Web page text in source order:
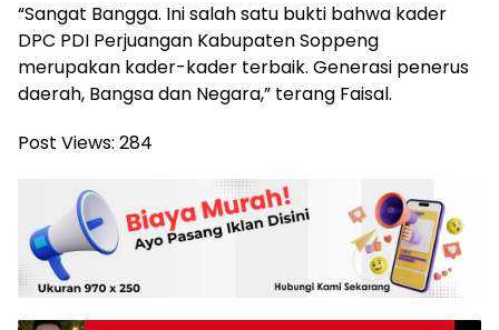
“Sangat Bangga. Ini salah satu bukti bahwa kader
DPC PDI Perjuangan Kabupaten Soppeng
merupakan kader-kader terbaik. Generasi penerus
daerah, Bangsa dan Negara,” terang Faisal.
Post Views: 284